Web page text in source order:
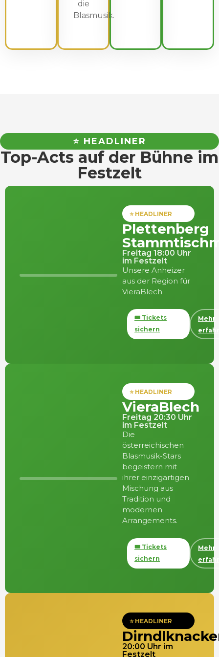
die
Blasmusik.
⭐ HEADLINER
Top-Acts auf der Bühne im
Festzelt
⭐ HEADLINER
Plettenberg
Freitag 18:00 Uhr
im Festzelt
Unsere Anheizer
aus der Region für
VieraBlech
🎟️ Tickets
sichern
Mehr
⭐ HEADLINER
VieraBlech
Freitag 20:30 Uhr
im Festzelt
Die
österreichischen
Blasmusik-Stars
begeistern mit
ihrer einzigartigen
Mischung aus
Tradition und
modernen
Arrangements.
🎟️ Tickets
sichern
Mehr
⭐ HEADLINER
20:00 Uhr im
Festzelt